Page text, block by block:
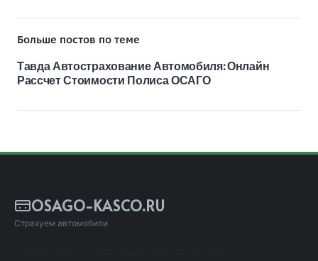
Больше постов по теме
Тавда Автострахование Автомобиля: Онлайн
Рассчет Стоимости Полиса ОСАГО
OSAGO-KASCO.RU
Страхуем автомобили